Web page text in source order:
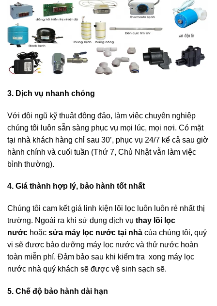
3. Dịch vụ nhanh chóng
Với đội ngũ kỹ thuật đông đảo, làm việc chuyên nghiệp
chúng tôi luôn sẵn sàng phục vụ mọi lúc, mọi nơi. Có mặt
tại nhà khách hàng chỉ sau 30’, phục vụ 24/7 kể cả sau giờ
hành chính và cuối tuần (Thứ 7, Chủ Nhật vẫn làm việc
bình thường).
4. Giá thành hợp lý, bảo hành tốt nhất
Chúng tôi cam kết giá linh kiện lõi lọc luôn luôn rẻ nhất thị
trường. Ngoài ra khi sử dụng dịch vụ thay lõi lọc
nước hoặc sửa máy lọc nước tại nhà của chúng tôi, quý
vị sẽ được bảo dưỡng máy lọc nước và thử nước hoàn
toàn miễn phí. Đảm bảo sau khi kiểm tra xong máy lọc
nước nhà quý khách sẽ được vệ sinh sạch sẽ.
5. Chế độ bảo hành dài hạn